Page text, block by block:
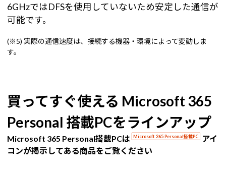
6GHzではDFSを使用していないため安定した通信が
可能です。
(※5) 実際の通信速度は、接続する機器・環境によって変動しま
す。
買ってすぐ使える Microsoft 365
Personal 搭載PCをラインアップ
Microsoft 365 Personal搭載PCは Microsoft 365 Personal搭載PC
アイ
コンが掲示してある商品をご覧ください